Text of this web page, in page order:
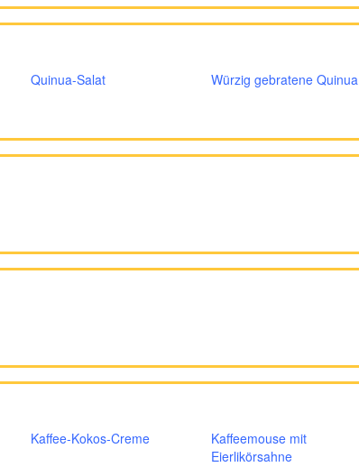
Quinua-Salat Würzig gebratene Quinua
Kaffee-Kokos-Creme
Kaffeemouse mit
Eierlikörsahne